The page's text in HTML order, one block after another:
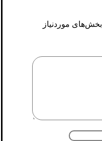
بخش‌های موردنیاز